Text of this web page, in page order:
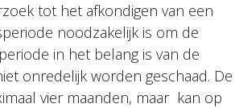
tot het afkondigen van een
noodzakelijk is om de
in het belang is van de
onredelijk worden geschaad. De
vier maanden, maar kan op